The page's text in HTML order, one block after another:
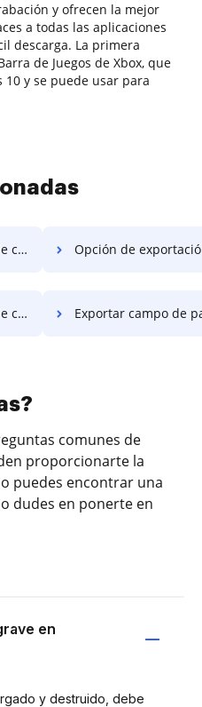
y ofrecen la mejor
a todas las aplicaciones
descarga. La primera
de Juegos de Xbox, que
y se puede usar para
Opción de exportación de campo en PDF en
Exportar campo de pago en PDF en
comunes de
proporcionarte la
puedes encontrar una
dudes en ponerte en
en
y destruido, debe